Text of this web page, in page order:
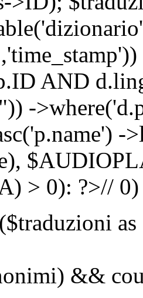
AND
-
> 0): ?>//
&&